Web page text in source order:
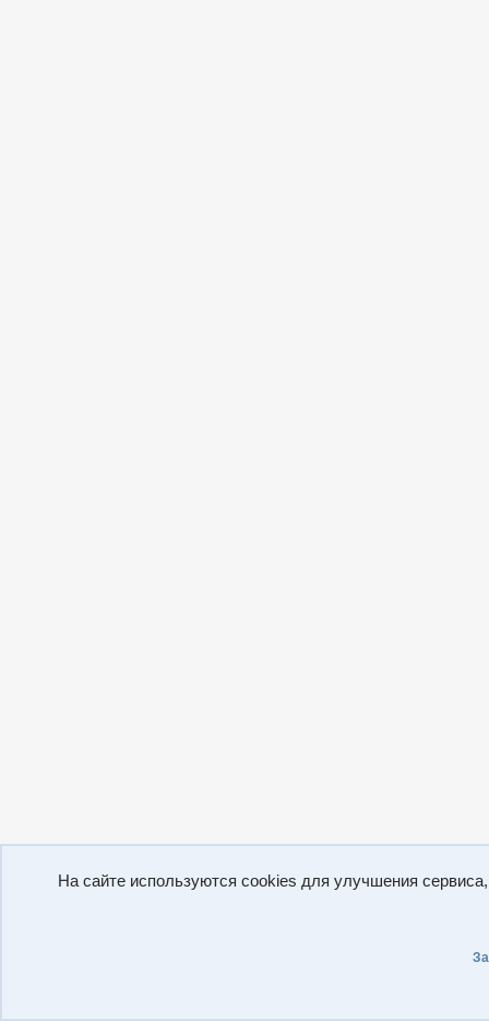
На сайте используются cookies для улучшения